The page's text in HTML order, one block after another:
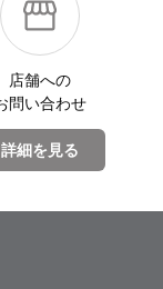
店舗への
問い合わせ
詳細を見る